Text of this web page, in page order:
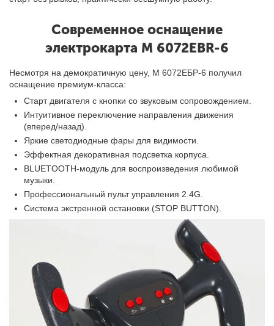
Современное оснащение
электрокарта M 6072EBR-6
Несмотря на демократичную цену, М 6072ЕБР-6 получил
оснащение премиум-класса:
Старт двигателя с кнопки со звуковым сопровождением.
Интуитивное переключение направления движения
(вперед/назад).
Яркие светодиодные фары для видимости.
Эффектная декоративная подсветка корпуса.
BLUETOOTH-модуль для воспроизведения любимой
музыки.
Профессиональный пульт управления 2.4G.
Система экстренной остановки (STOP BUTTON).